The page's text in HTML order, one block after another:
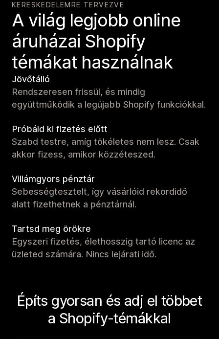
KERESKEDELEMRE TERVEZVE
A világ legjobb online
áruházai Shopify
témákat használnak
Jövőtálló
Rendszeresen frissül, és mindig
együttműködik a legújabb Shopify funkciókkal.
Próbáld ki fizetés előtt
Szabd testre, amíg tökéletes nem lesz. Csak
akkor fizess, amikor közzéteszed.
Villámgyors pénztár
Sebességtesztelt, így vásárlóid rekordidő
alatt fizethetnek a pénztárnál.
Tartsd meg örökre
Egyszeri fizetés, élethosszig tartó licenc az
üzleted számára. Nincs lejárati idő.
Építs gyorsan és adj el többet
a Shopify-témákkal